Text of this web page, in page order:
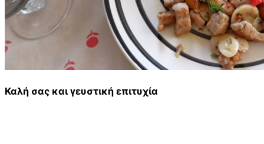
Καλή σας και γευστική επιτυχία